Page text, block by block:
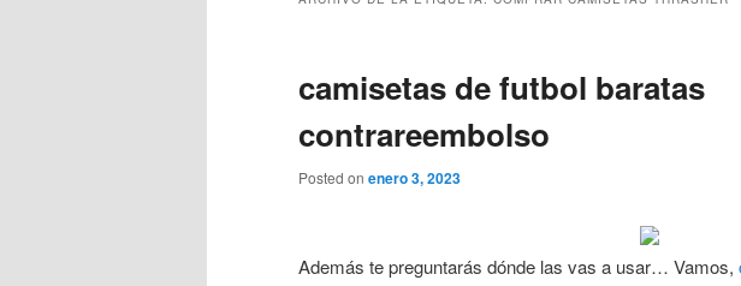
camisetas de futbol baratas
contrareembolso
Posted on enero 3, 2023
Además te preguntarás dónde las vas a usar… Vamos,